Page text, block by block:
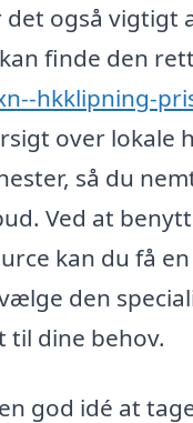
også vigtigt
finde den
hkklipning-
over lokale
så du
Ved at
kan du få
den
til dine behov.
god idé at